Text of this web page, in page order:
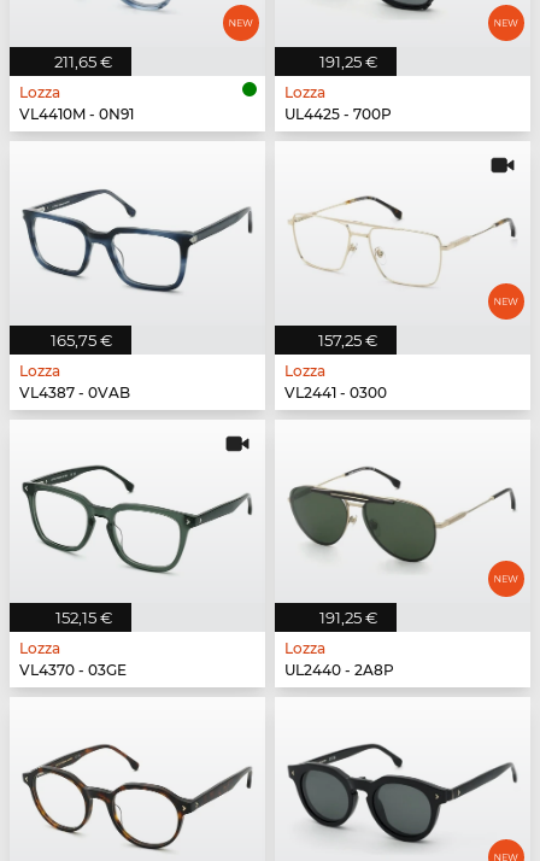
211,65 €
Lozza
VL4410M - 0N91
191,25 €
Lozza
UL4425 - 700P
165,75 €
Lozza
VL4387 - 0VAB
157,25 €
Lozza
VL2441 - 0300
152,15 €
Lozza
VL4370 - 03GE
191,25 €
Lozza
UL2440 - 2A8P